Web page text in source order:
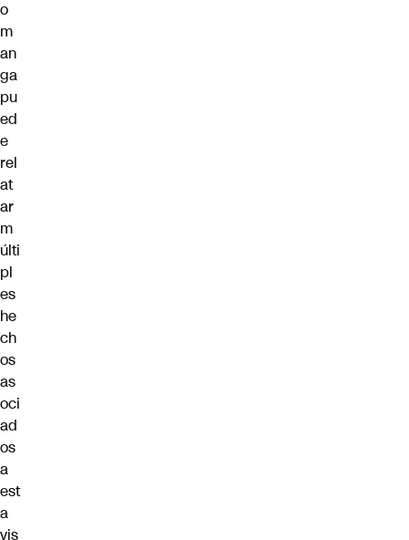
o
m
an
ga
pu
ed
e
rel
at
ar
m
últi
pl
es
he
ch
os
as
oci
ad
os
a
est
a
vis